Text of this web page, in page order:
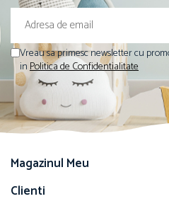
Vreau sa primesc newsletter cu
inPolitica de Confidentialitate
Magazinul Meu
Clienti